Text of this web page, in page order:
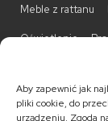
Aby zapewnić jak
pliki cookie, do
urządzeniu. Zgoda
Meble z rattanu
Oświetlenie
Kufry indyjskie